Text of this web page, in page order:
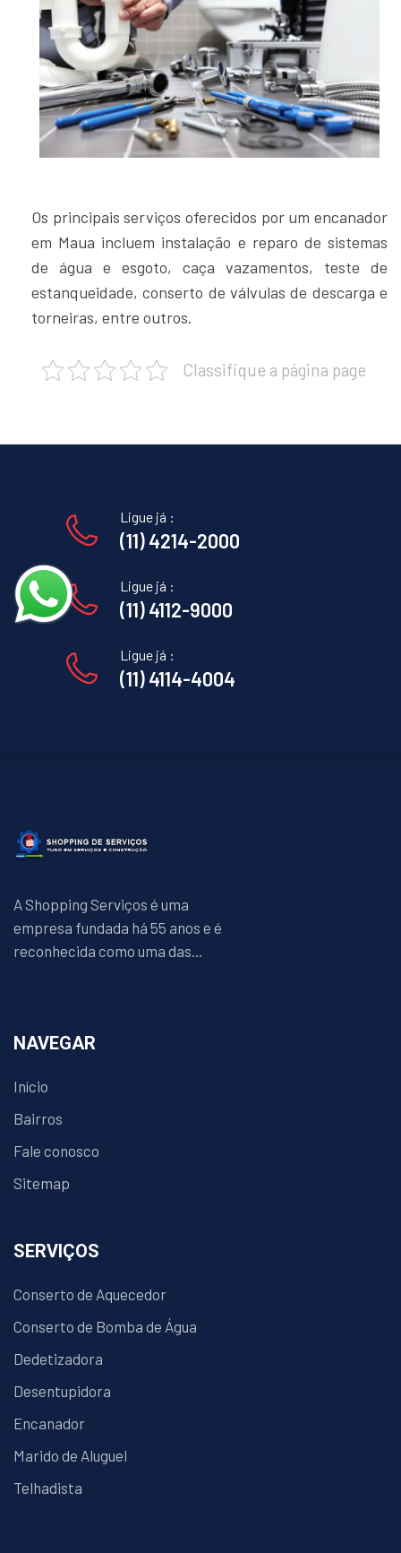
Os principais serviços oferecidos por um encanador
em Maua incluem instalação e reparo de sistemas
de água e esgoto, caça vazamentos, teste de
estanqueidade, conserto de válvulas de descarga e
torneiras, entre outros.
Classifique a página page
Ligue já :
(11) 4214-2000
Ligue já :
(11) 4112-9000
Ligue já :
(11) 4114-4004
A Shopping Serviços é uma
empresa fundada há 55 anos e é
reconhecida como uma das...
NAVEGAR
Início
Bairros
Fale conosco
Sitemap
SERVIÇOS
Conserto de Aquecedor
Conserto de Bomba de Água
Dedetizadora
Desentupidora
Encanador
Marido de Aluguel
Telhadista